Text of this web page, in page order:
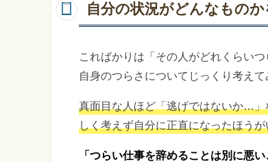
自分の状況がどんなもの
こればかりは「その人がどれくらい
自身のつらさについてじっくり考えて
真面目な人ほど「逃げではないか…
しく考えず自分に正直になったほうが
「つらい仕事を辞めることは別に悪い